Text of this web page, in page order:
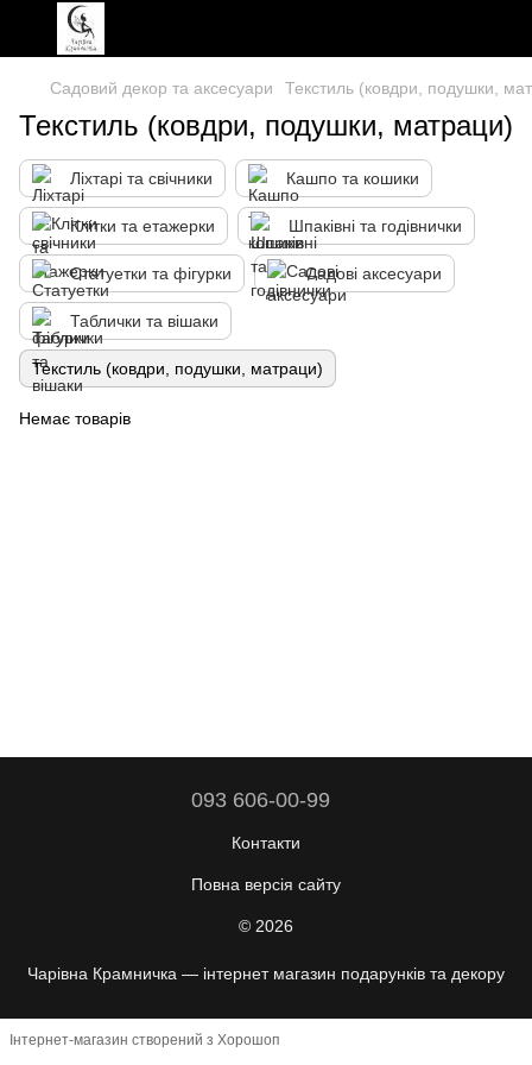
Садовий декор та аксесуари Текстиль (ковдри, подушки,
Текстиль (ковдри, подушки, матраци)
Ліхтарі та свічники Кашпо та кошики
Клітки та етажерки Шпаківні та годівнички
Статуетки та фігурки Садові аксесуари
Таблички та вішаки
Текстиль (ковдри, подушки, матраци)
Немає товарів
093 606-00-99
Контакти
Повна версія сайту
© 2026
Чарівна Крамничка — інтернет магазин подарунків та декору
Інтернет-магазин створений з Хорошоп